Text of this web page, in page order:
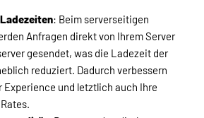
: Beim serverseitigen
Anfragen direkt von Ihrem Server
gesendet, was die Ladezeit der
reduziert. Dadurch verbessern
Experience und letztlich auch Ihre